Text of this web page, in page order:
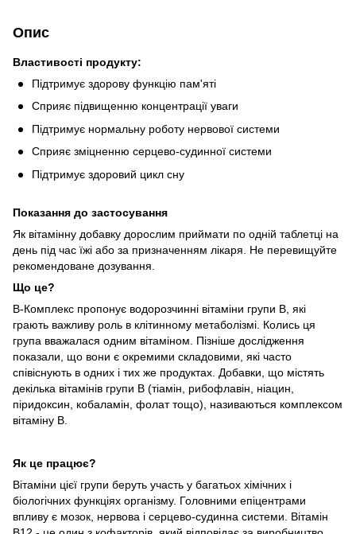
Опис
Властивості продукту:
Підтримує здорову функцію пам'яті
Сприяє підвищенню концентрації уваги
Підтримує нормальну роботу нервової системи
Сприяє зміцненню серцево-судинної системи
Підтримує здоровий цикл сну
Показання до застосування
Як вітамінну добавку дорослим приймати по одній таблетці на
день під час їжі або за призначенням лікаря. Не перевищуйте
рекомендоване дозування.
Що це?
B-Комплекс пропонує водорозчинні вітаміни групи В, які
грають важливу роль в клітинному метаболізмі. Колись ця
група вважалася одним вітаміном. Пізніше дослідження
показали, що вони є окремими складовими, які часто
співіснують в одних і тих же продуктах. Добавки, що містять
декілька вітамінів групи В (тіамін, рибофлавін, ніацин,
піридоксин, кобаламін, фолат тощо), називаються комплексом
вітаміну В.
Як це працює?
Вітаміни цієї групи беруть участь у багатьох хімічних і
біологічних функціях організму. Головними епіцентрами
впливу є мозок, нервова і серцево-судинна системи. Вітамін